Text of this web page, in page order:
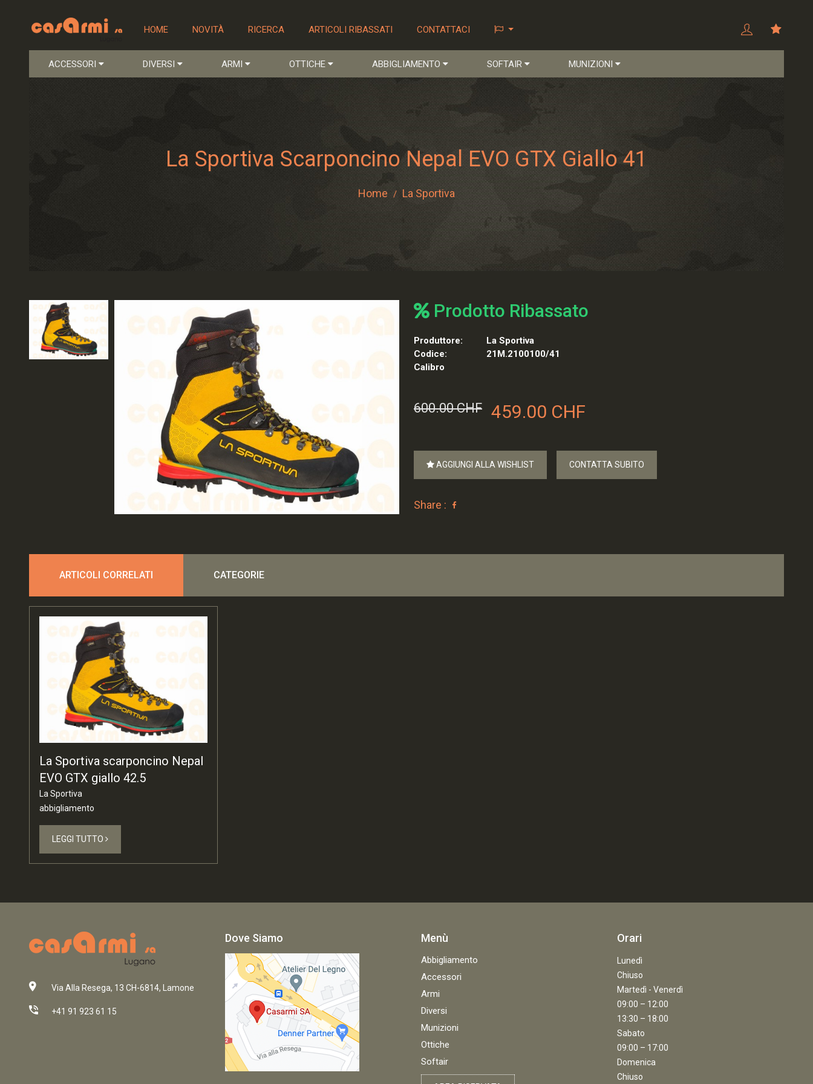
HOME NOVITÀ RICERCA ARTICOLI RIBASSATI CONTATTACI
ACCESSORI DIVERSI ARMI OTTICHE ABBIGLIAMENTO SOFTAIR MUNIZIONI
La Sportiva Scarponcino Nepal EVO GTX Giallo 41
Home / La Sportiva
Prodotto Ribassato
Produttore:
La Sportiva
Codice:
21M.2100100/41
Calibro
600.00 CHF 459.00 CHF
AGGIUNGI ALLA WISHLIST CONTATTA SUBITO
Share :
ARTICOLI CORRELATI CATEGORIE
La Sportiva scarponcino Nepal
EVO GTX giallo 42.5
La Sportiva
abbigliamento
LEGGI TUTTO
Via Alla Resega, 13 CH-6814, Lamone
+41 91 923 61 15
Dove Siamo Menù
Abbigliamento
Accessori
Armi
Diversi
Munizioni
Ottiche
Softair
Orari
Lunedì
Chiuso
Martedì - Venerdì
09:00 – 12:00
13:30 – 18:00
Sabato
09:00 – 17:00
Domenica
Chiuso